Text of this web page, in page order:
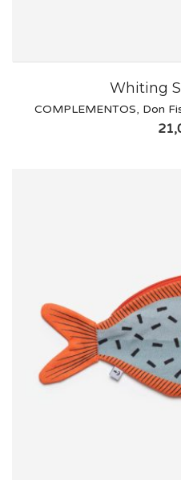
Whiting
COMPLEMENTOS, Don